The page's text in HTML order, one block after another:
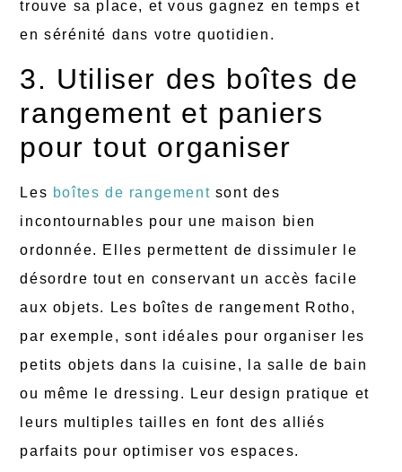
trouve sa place, et vous gagnez en temps et
en sérénité dans votre quotidien.
3. Utiliser des boîtes de
rangement et paniers
pour tout organiser
Les boîtes de rangement sont des
incontournables pour une maison bien
ordonnée. Elles permettent de dissimuler le
désordre tout en conservant un accès facile
aux objets. Les boîtes de rangement Rotho,
par exemple, sont idéales pour organiser les
petits objets dans la cuisine, la salle de bain
ou même le dressing. Leur design pratique et
leurs multiples tailles en font des alliés
parfaits pour optimiser vos espaces.